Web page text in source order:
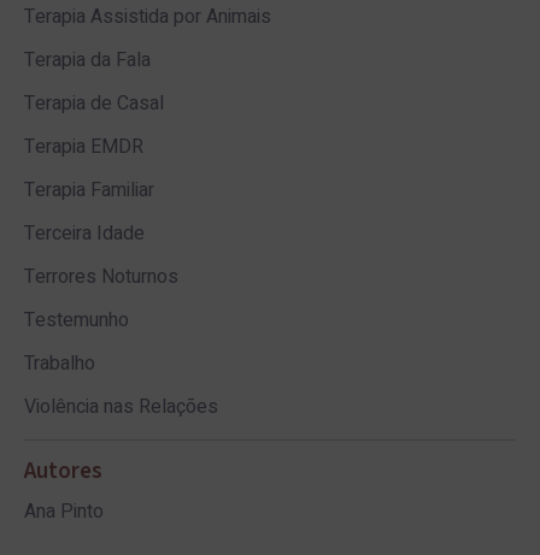
Terapia Assistida por Animais
Terapia da Fala
Terapia de Casal
Terapia EMDR
Terapia Familiar
Terceira Idade
Terrores Noturnos
Testemunho
Trabalho
Violência nas Relações
Autores
Ana Pinto